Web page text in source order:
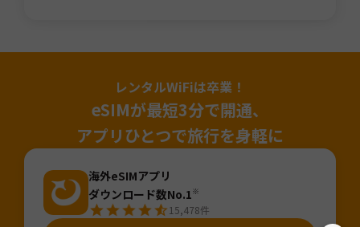
レンタルWiFiは卒業！
eSIMが最短3分で開通、
アプリひとつで旅行を身軽に
海外eSIMアプリ
ダウンロード数No.1※
15,478件